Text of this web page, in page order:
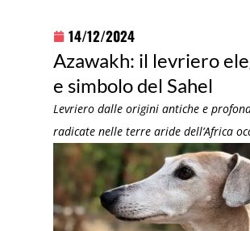
14/12/2024
Azawakh: il levriero
e simbolo del Sahel
Levriero dalle origini antiche e
radicate nelle terre aride dell’Africa